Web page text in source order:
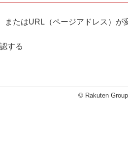
たはURL（ページアドレス）が
する
© Rakuten